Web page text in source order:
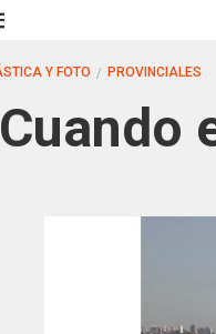
Y FOTO PROVINCIALES